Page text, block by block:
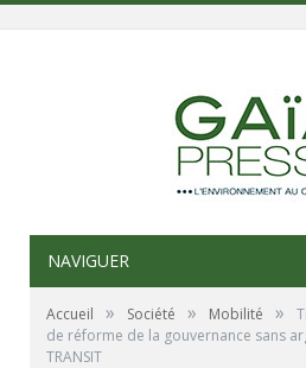
NAVIGUER
Accueil » Société » Mobilité »
de réforme de la gouvernance sans
TRANSIT